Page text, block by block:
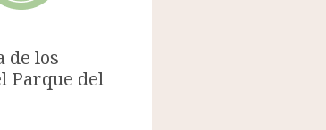
de los
Parque del